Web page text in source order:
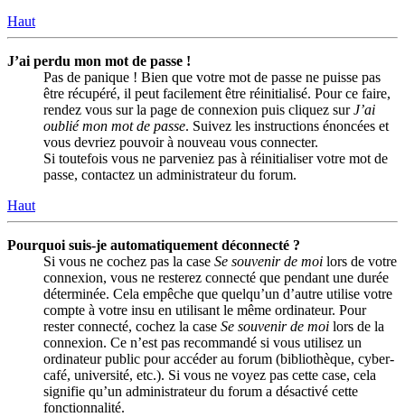
Haut
J’ai perdu mon mot de passe !
Pas de panique ! Bien que votre mot de passe ne puisse pas
être récupéré, il peut facilement être réinitialisé. Pour ce faire,
rendez vous sur la page de connexion puis cliquez surJ’ai
oublié mon mot de passe. Suivez les instructions énoncées et
vous devriez pouvoir à nouveau vous connecter.
Si toutefois vous ne parveniez pas à réinitialiser votre mot de
passe, contactez un administrateur du forum.
Haut
Pourquoi suis-je automatiquement déconnecté ?
Si vous ne cochez pas la case Se souvenir de moi lors de votre
connexion, vous ne resterez connecté que pendant une durée
déterminée. Cela empêche que quelqu’un d’autre utilise votre
compte à votre insu en utilisant le même ordinateur. Pour
rester connecté, cochez la case Se souvenir de moi lors de la
connexion. Ce n’est pas recommandé si vous utilisez un
ordinateur public pour accéder au forum (bibliothèque, cyber-
café, université, etc.). Si vous ne voyez pas cette case, cela
signifie qu’un administrateur du forum a désactivé cette
fonctionnalité.